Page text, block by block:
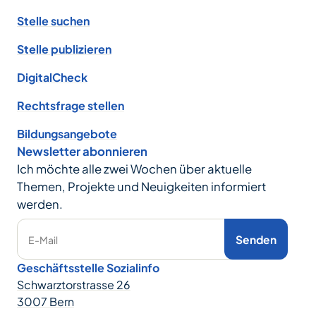
Stelle suchen
Stelle publizieren
DigitalCheck
Rechtsfrage stellen
Bildungsangebote
Newsletter abonnieren
Ich möchte alle zwei Wochen über aktuelle
Themen, Projekte und Neuigkeiten informiert
werden.
E-Mail Senden
Geschäftsstelle Sozialinfo
Schwarztorstrasse 26
3007 Bern